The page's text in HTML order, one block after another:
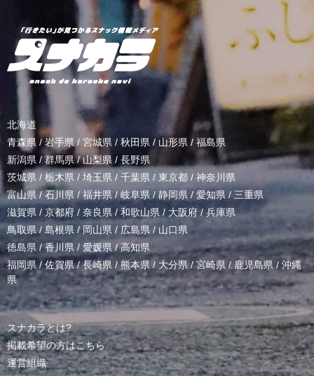
北海道
青森県 / 岩手県/ 宮城県 / 秋田県 / 山形県/ 福島県
新潟県 /群馬県/山梨県 / 長野県
茨城県 / 栃木県 / 埼玉県 / 千葉県 / 東京都 / 神奈川県
富山県 /石川県/福井県/岐阜県 / 静岡県 / 愛知県 / 三重県
滋賀県 / 京都府 / 奈良県 / 和歌山県/ 大阪府 /兵庫県
鳥取県/ 島根県 /岡山県/ 広島県 / 山口県
徳島県 /香川県 / 愛媛県/高知県
福岡県/佐賀県/長崎県 /熊本県/ 大分県/宮崎県 /鹿児島県 / 沖縄
県
スナカラとは?
掲載希望の方はこちら
運営組織